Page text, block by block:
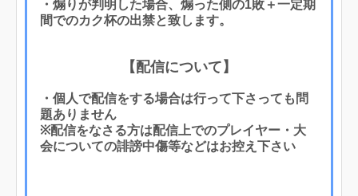
・煽りが判明した場合、煽った側の1敗＋一定期
間でのカク杯の出禁と致します。
【配信について】
・個人で配信をする場合は行って下さっても問
題ありません
※配信をなさる方は配信上でのプレイヤー・大
会についての誹謗中傷等などはお控え下さい